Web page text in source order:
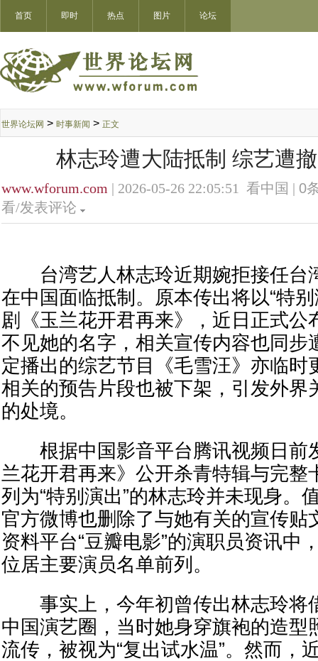
首页 即时 热点 图片 论坛
世界论坛网 > 时事新闻 > 正文
林志玲遭大陆抵制 综艺遭
www.wforum.com | 2026-05-26 22:05:51 看中国 | 0
看/发表评论
台湾艺人林志玲近期婉拒接任台
在中国面临抵制。原本传出将以“特
剧《玉兰花开君再来》，近日正式公
不见她的名字，相关宣传内容也同步
定播出的综艺节目《毛雪汪》亦临时
相关的预告片段也被下架，引发外界
的处境。
根据中国影音平台腾讯视频日前
兰花开君再来》公开杀青特辑与完整
列为“特别演出”的林志玲并未现身。
官方微博也删除了与她有关的宣传贴
资料平台“豆瓣电影”的演职员资讯中
位居主要演员名单前列。
事实上，今年初曾传出林志玲将
中国演艺圈，当时她身穿旗袍的造型
流传，被视为“复出试水温”。然而，